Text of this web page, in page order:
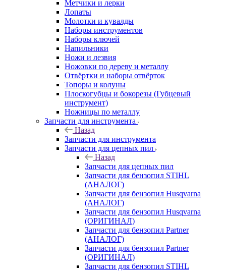
Метчики и лерки
Лопаты
Молотки и кувалды
Наборы инструментов
Наборы ключей
Напильники
Ножи и лезвия
Ножовки по дереву и металлу
Отвёртки и наборы отвёрток
Топоры и колуны
Плоскогубцы и бокорезы (Губцевый
инструмент)
Ножницы по металлу
Запчасти для инструмента
Назад
Запчасти для инструмента
Запчасти для цепных пил
Назад
Запчасти для цепных пил
Запчасти для бензопил STIHL
(АНАЛОГ)
Запчасти для бензопил Husqvarna
(АНАЛОГ)
Запчасти для бензопил Husqvarna
(ОРИГИНАЛ)
Запчасти для бензопил Partner
(АНАЛОГ)
Запчасти для бензопил Partner
(ОРИГИНАЛ)
Запчасти для бензопил STIHL